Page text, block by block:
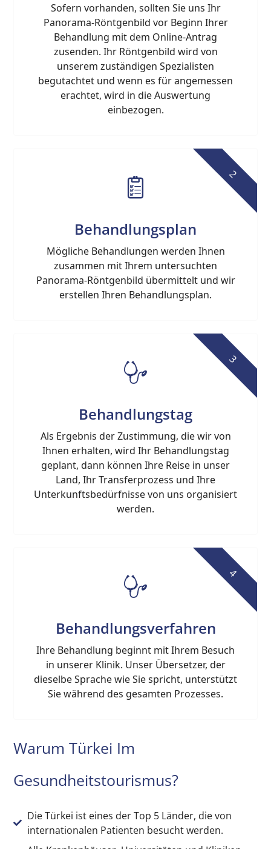
Sofern vorhanden, sollten Sie uns Ihr
Panorama-Röntgenbild vor Beginn Ihrer
Behandlung mit dem Online-Antrag
zusenden. Ihr Röntgenbild wird von
unserem zuständigen Spezialisten
begutachtet und wenn es für angemessen
erachtet, wird in die Auswertung
einbezogen.
2
Behandlungsplan
Mögliche Behandlungen werden Ihnen
zusammen mit Ihrem untersuchten
Panorama-Röntgenbild übermittelt und wir
erstellen Ihren Behandlungsplan.
3
Behandlungstag
Als Ergebnis der Zustimmung, die wir von
Ihnen erhalten, wird Ihr Behandlungstag
geplant, dann können Ihre Reise in unser
Land, Ihr Transferprozess und Ihre
Unterkunftsbedürfnisse von uns organisiert
werden.
4
Behandlungsverfahren
Ihre Behandlung beginnt mit Ihrem Besuch
in unserer Klinik. Unser Übersetzer, der
dieselbe Sprache wie Sie spricht, unterstützt
Sie während des gesamten Prozesses.
Warum Türkei Im
Gesundheitstourismus?
Die Türkei ist eines der Top 5 Länder, die von
internationalen Patienten besucht werden.